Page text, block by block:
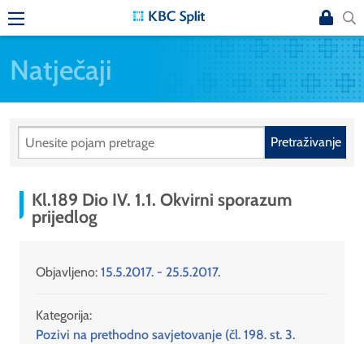
Natječaji
Pretraživanje
Kl.189 Dio IV. 1.1. Okvirni sporazum
prijedlog
Objavljeno: 15.5.2017. - 25.5.2017.
Kategorija:
Pozivi na prethodno savjetovanje (čl. 198. st. 3.